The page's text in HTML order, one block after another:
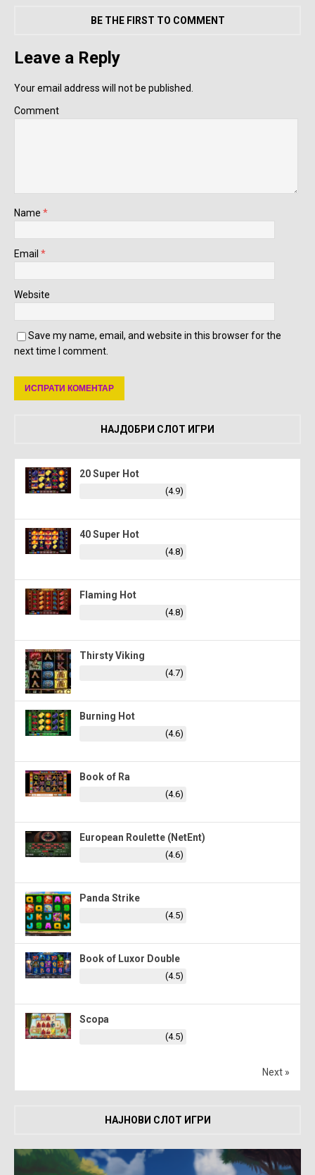
BE THE FIRST TO COMMENT
Leave a Reply
Your email address will not be published.
Comment
Name *
Email *
Website
Save my name, email, and website in this browser for the
next time I comment.
НАЈДОБРИ СЛОТ ИГРИ
20 Super Hot
(4.9)
40 Super Hot
(4.8)
Flaming Hot
(4.8)
Thirsty Viking
(4.7)
Burning Hot
(4.6)
Book of Ra
(4.6)
European Roulette (NetEnt)
(4.6)
Panda Strike
(4.5)
Book of Luxor Double
(4.5)
Scopa
(4.5)
Next »
НАЈНОВИ СЛОТ ИГРИ